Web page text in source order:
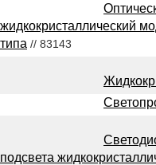
жидкокристаллический
типа // 83143
подсвета